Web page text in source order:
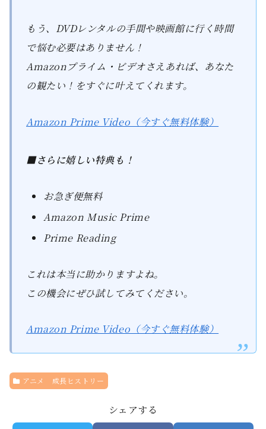
もう、DVDレンタルの手間や映画館に行く時間
で悩む必要はありません！
Amazonプライム・ビデオさえあれば、あなた
の観たい！をすぐに叶えてくれます。
Amazon Prime Video（今すぐ無料体験）
■さらに嬉しい特典も！
お急ぎ便無料
Amazon Music Prime
Prime Reading
これは本当に助かりますよね。
この機会にぜひ試してみてください。
Amazon Prime Video（今すぐ無料体験）
アニメ 成長ヒストリー
シェアする